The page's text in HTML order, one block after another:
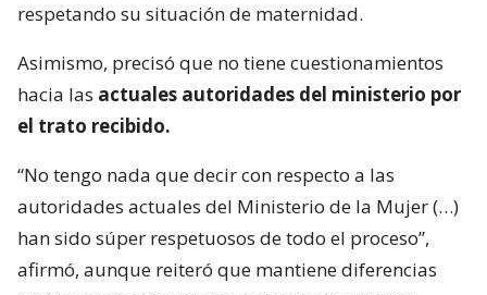
respetando su situación de maternidad.
Asimismo, precisó que no tiene cuestionamientos
hacia las actuales autoridades del ministerio por
el trato recibido.
“No tengo nada que decir con respecto a las
autoridades actuales del Ministerio de la Mujer (…)
han sido súper respetuosos de todo el proceso”,
afirmó, aunque reiteró que mantiene diferencias